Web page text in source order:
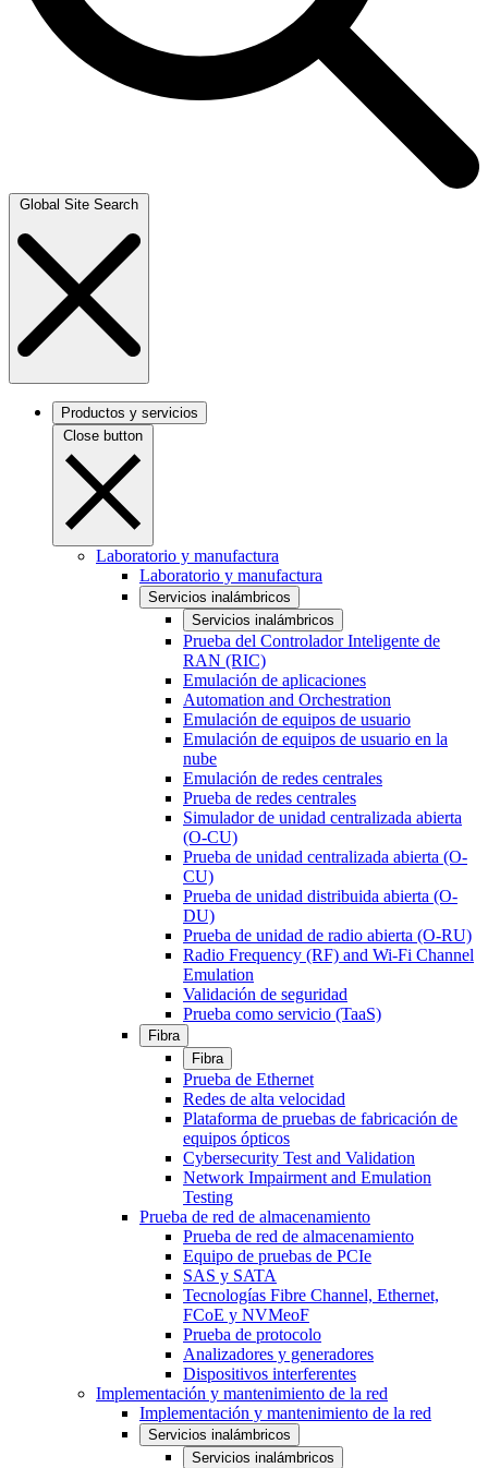
Global Site Search
Productos y servicios
Close button
Laboratorio y manufactura
Laboratorio y manufactura
Servicios inalámbricos
Servicios inalámbricos
Prueba del Controlador Inteligente de
RAN (RIC)
Emulación de aplicaciones
Automation and Orchestration
Emulación de equipos de usuario
Emulación de equipos de usuario en la
nube
Emulación de redes centrales
Prueba de redes centrales
Simulador de unidad centralizada abierta
(O-CU)
Prueba de unidad centralizada abierta (O-
CU)
Prueba de unidad distribuida abierta (O-
DU)
Prueba de unidad de radio abierta (O-RU)
Radio Frequency (RF) and Wi-Fi Channel
Emulation
Validación de seguridad
Prueba como servicio (TaaS)
Fibra
Fibra
Prueba de Ethernet
Redes de alta velocidad
Plataforma de pruebas de fabricación de
equipos ópticos
Cybersecurity Test and Validation
Network Impairment and Emulation
Testing
Prueba de red de almacenamiento
Prueba de red de almacenamiento
Equipo de pruebas de PCIe
SAS y SATA
Tecnologías Fibre Channel, Ethernet,
FCoE y NVMeoF
Prueba de protocolo
Analizadores y generadores
Dispositivos interferentes
Implementación y mantenimiento de la red
Implementación y mantenimiento de la red
Servicios inalámbricos
Servicios inalámbricos